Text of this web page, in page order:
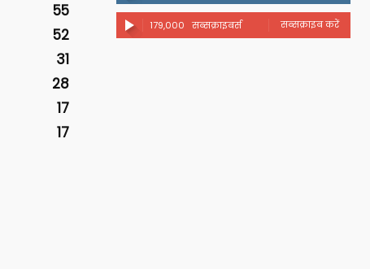
55
52
31
28
17
17
179,000 सब्सक्राइबर्स सब्सक्राइब करें